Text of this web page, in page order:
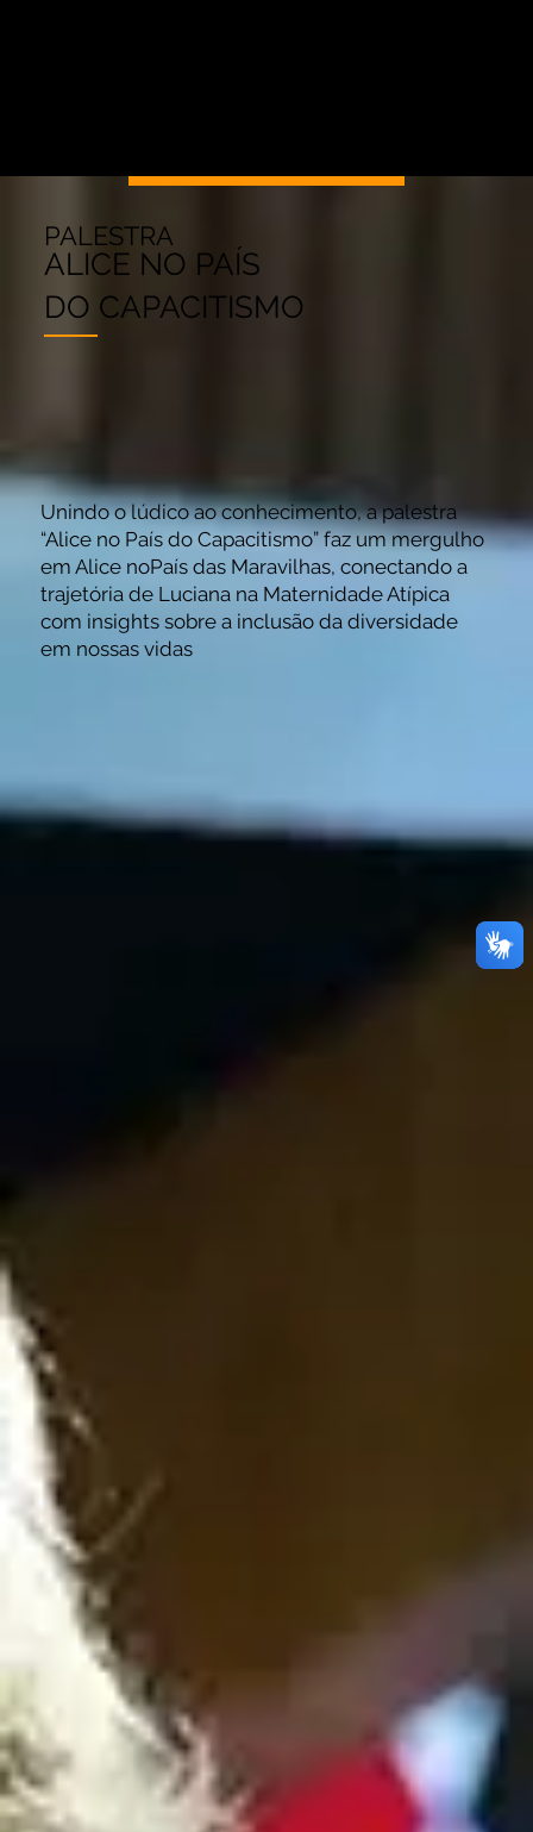
PALESTRA
ALICE NO PAÍS
DO CAPACITISMO
Unindo o lúdico ao conhecimento, a palestra
“Alice no País do Capacitismo” faz um mergulho
em Alice noPaís das Maravilhas, conectando a
trajetória de Luciana na Maternidade Atípica
com insights sobre a inclusão da diversidade
em nossas vidas